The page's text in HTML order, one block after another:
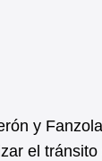
y
el